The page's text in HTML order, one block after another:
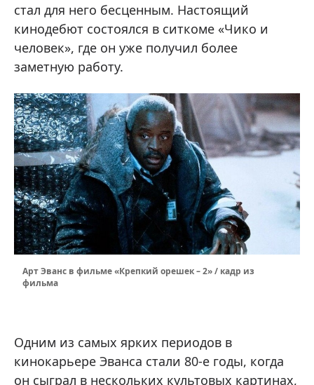
стал для него бесценным. Настоящий
кинодебют состоялся в ситкоме «Чико и
человек», где он уже получил более
заметную работу.
Арт Эванс в фильме «Крепкий орешек – 2» / кадр из
фильма
Одним из самых ярких периодов в
кинокарьере Эванса стали 80-е годы, когда
он сыграл в нескольких культовых картинах,